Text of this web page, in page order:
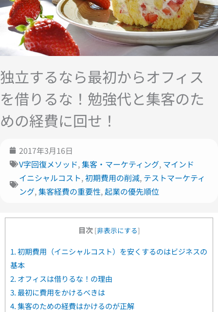
独立するなら最初からオフィス
を借りるな！勉強代と集客のた
めの経費に回せ！
2017年3月16日
V字回復メソッド,集客・マーケティング, マインド
イニシャルコスト,初期費用の削減, テストマーケティ
ング,集客経費の重要性,起業の優先順位
目次 [非表示にする]
1.初期費用（イニシャルコスト）を安くするのはビジネスの
基本
2. オフィスは借りるな！の理由
3.最初に費用をかけるべきは
4.集客のための経費はかけるのが正解